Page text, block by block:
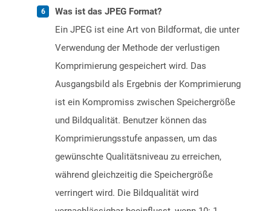
Was ist das JPEG Format?
Ein JPEG ist eine Art von Bildformat, die unter
Verwendung der Methode der verlustigen
Komprimierung gespeichert wird. Das
Ausgangsbild als Ergebnis der Komprimierung
ist ein Kompromiss zwischen Speichergröße
und Bildqualität. Benutzer können das
Komprimierungsstufe anpassen, um das
gewünschte Qualitätsniveau zu erreichen,
während gleichzeitig die Speichergröße
verringert wird. Die Bildqualität wird